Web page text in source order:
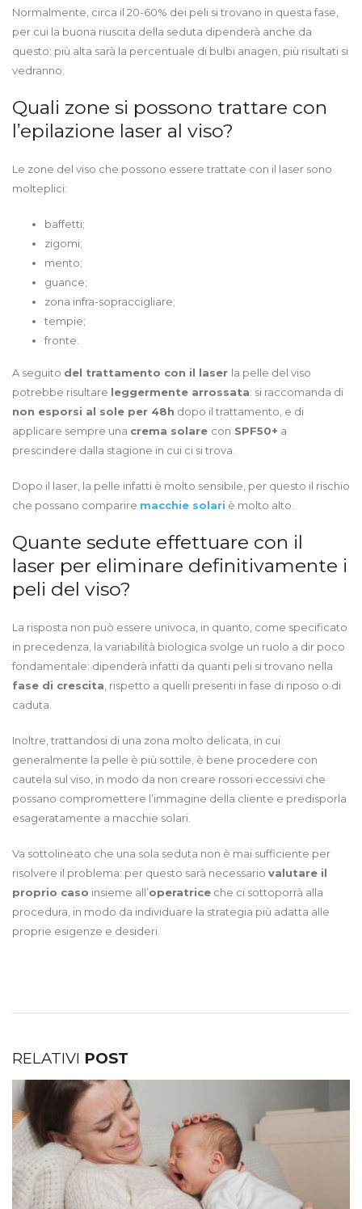
Normalmente, circa il 20-60% dei peli si trovano in questa fase,
per cui la buona riuscita della seduta dipenderà anche da
questo: più alta sarà la percentuale di bulbi anagen, più risultati si
vedranno.
Quali zone si possono trattare con
l’epilazione laser al viso?
Le zone del viso che possono essere trattate con il laser sono
molteplici:
baffetti;
zigomi;
mento;
guance;
zona infra-sopraccigliare;
tempie;
fronte.
A seguito del trattamento con il laser la pelle del viso
potrebbe risultare leggermente arrossata: si raccomanda di
non esporsi al sole per 48h dopo il trattamento, e di
applicare sempre una crema solare con SPF50+ a
prescindere dalla stagione in cui ci si trova.
Dopo il laser, la pelle infatti è molto sensibile, per questo il rischio
che possano comparire macchie solari è molto alto.
Quante sedute effettuare con il
laser per eliminare definitivamente i
peli del viso?
La risposta non può essere univoca, in quanto, come specificato
in precedenza, la variabilità biologica svolge un ruolo a dir poco
fondamentale: dipenderà infatti da quanti peli si trovano nella
fase di crescita , rispetto a quelli presenti in fase di riposo o di
caduta.
Inoltre, trattandosi di una zona molto delicata, in cui
generalmente la pelle è più sottile, è bene procedere con
cautela sul viso, in modo da non creare rossori eccessivi che
possano compromettere l’immagine della cliente e predisporla
esageratamente a macchie solari.
Va sottolineato che una sola seduta non è mai sufficiente per
risolvere il problema: per questo sarà necessario valutare il
proprio caso insieme all’operatrice che ci sottoporrà alla
procedura, in modo da individuare la strategia più adatta alle
proprie esigenze e desideri.
RELATIVI POST